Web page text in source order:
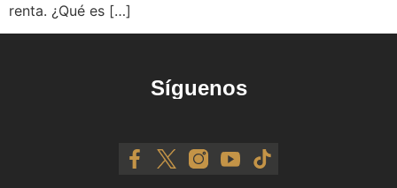
renta. ¿Qué es […]
Síguenos